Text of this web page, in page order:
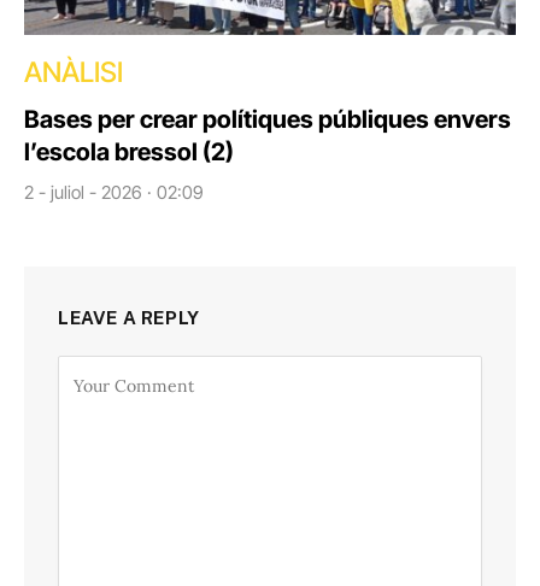
ANÀLISI
Bases per crear polítiques públiques envers
l’escola bressol (2)
2 - juliol - 2026 · 02:09
LEAVE A REPLY